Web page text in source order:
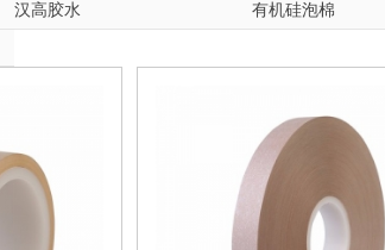
汉高胶水 有机硅泡棉